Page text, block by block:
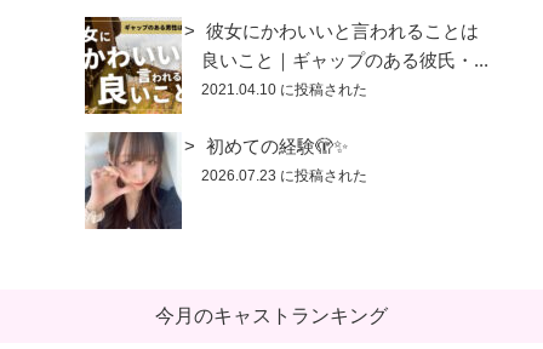
彼女にかわいいと言われることは
良いこと｜ギャップのある彼氏・...
2021.04.10 に投稿された
初めての経験🫣✨
2026.07.23 に投稿された
今月のキャストランキング